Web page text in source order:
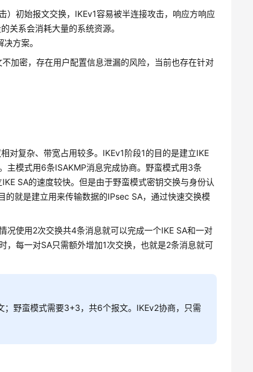
）初始报文交换，IKEv1容易被半连接攻击，响应方响应
关系会消耗大量的系统资源。
方案。
加密，存在用户配置信息泄漏的风险，当前也存在针对
对复杂、带宽占用较多。IKEv1阶段1的目的是建立IKE
主模式用6条ISAKMP消息完成协商。野蛮模式用3条
SA的速度较快。但是由于野蛮模式密钥交换与身份认
的就是建立用来传输数据的IPsec SA，通过快速交换模
况使用2次交换共4条消息就可以完成一个IKE SA和一对
，每一对SA只需额外增加1次交换，也就是2条消息就可
野蛮模式需要3+3，共6个报文。IKEv2协商，只需